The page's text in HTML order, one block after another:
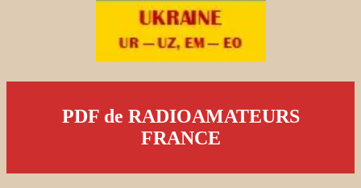
PDF de RADIOAMATEURS
FRANCE